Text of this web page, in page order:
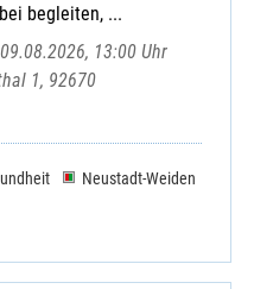
begleiten, ...
13:00 Uhr
1, 92670
Neustadt-Weiden